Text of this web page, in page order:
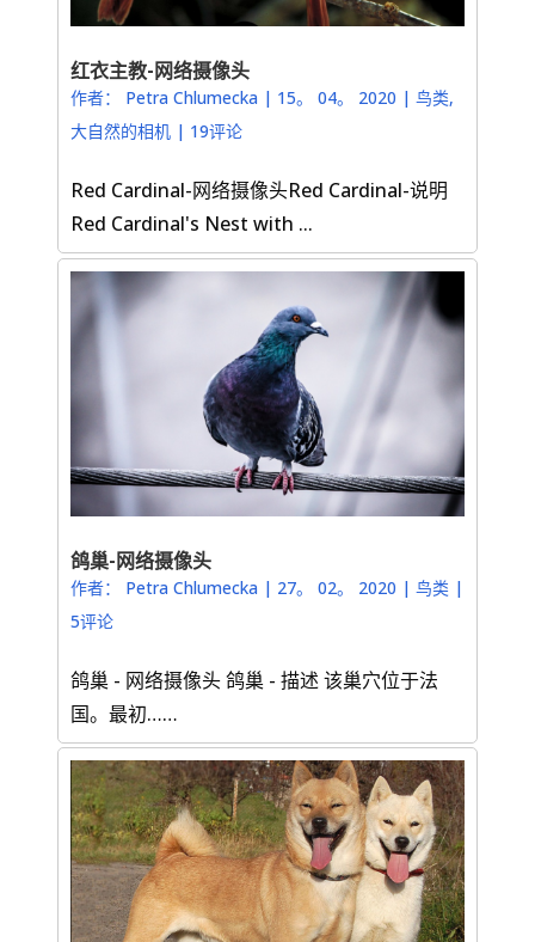
红衣主教-网络摄像头
作者： Petra Chlumecka | 15。 04。 2020 |鸟类,
大自然的相机 | 19评论
Red Cardinal-网络摄像头Red Cardinal-说明
Red Cardinal's Nest with ...
鸽巢-网络摄像头
作者： Petra Chlumecka | 27。 02。 2020 |鸟类 |
5评论
鸽巢 - 网络摄像头 鸽巢 - 描述 该巢穴位于法
国。最初……